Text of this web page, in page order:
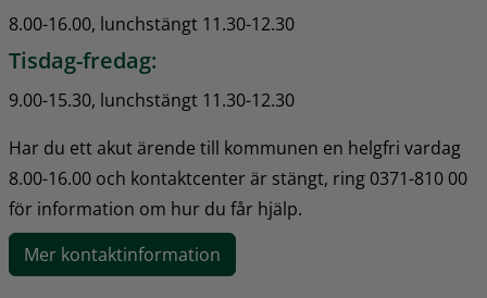
8.00-16.00, lunchstängt 11.30-12.30
Tisdag-fredag:
9.00-15.30, lunchstängt 11.30-12.30
Har du ett akut ärende till kommunen en helgfri vardag
8.00-16.00 och kontaktcenter är stängt, ring 0371-810 00
för information om hur du får hjälp.
Mer kontaktinformation